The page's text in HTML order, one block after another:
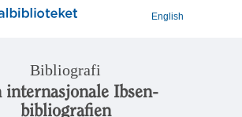
English
Bibliografi
internasjonale Ibsen-
bibliografien